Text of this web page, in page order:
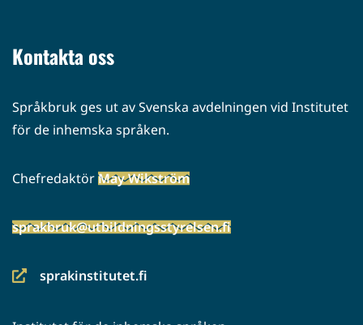
Kontakta oss
Språkbruk ges ut av Svenska avdelningen vid Institutet
för de inhemska språken.
ChefredaktörMay Wikström
sprakbruk@utbildningsstyrelsen.fi
sprakinstitutet.fi
(siirryt